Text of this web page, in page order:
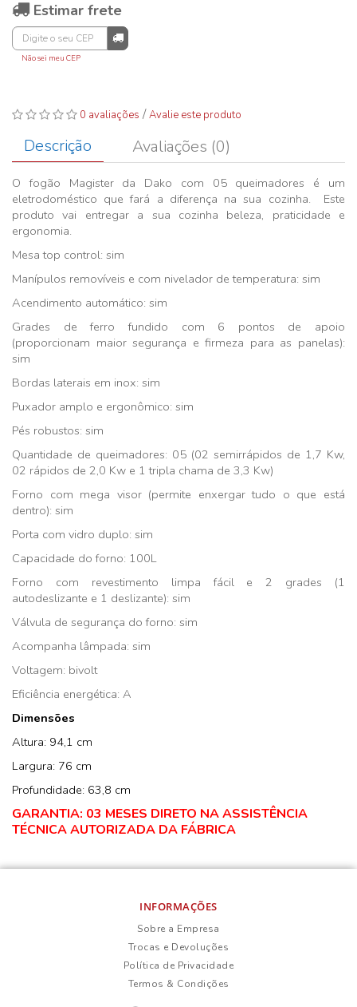
Estimar frete
Não sei meu CEP
0 avaliações /Avalie este produto
Descrição Avaliações (0)
O fogão Magister da Dako com 05 queimadores é um
eletrodoméstico que fará a diferença na sua cozinha. Este
produto vai entregar a sua cozinha beleza, praticidade e
ergonomia.
Mesa top control: sim
Manípulos removíveis e com nivelador de temperatura: sim
Acendimento automático: sim
Grades de ferro fundido com 6 pontos de apoio
(proporcionam maior segurança e firmeza para as panelas):
sim
Bordas laterais em inox: sim
Puxador amplo e ergonômico: sim
Pés robustos: sim
Quantidade de queimadores: 05 (02 semirrápidos de 1,7 Kw,
02 rápidos de 2,0 Kw e 1 tripla chama de 3,3 Kw)
Forno com mega visor (permite enxergar tudo o que está
dentro): sim
Porta com vidro duplo: sim
Capacidade do forno: 100L
Forno com revestimento limpa fácil e 2 grades (1
autodeslizante e 1 deslizante): sim
Válvula de segurança do forno: sim
Acompanha lâmpada: sim
Voltagem: bivolt
Eficiência energética: A
Dimensões
Altura: 94,1 cm
Largura: 76 cm
Profundidade: 63,8 cm
GARANTIA: 03 MESES DIRETO NA ASSISTÊNCIA
TÉCNICA AUTORIZADA DA FÁBRICA
INFORMAÇÕES
Sobre a Empresa
Trocas e Devoluções
Política de Privacidade
Termos & Condições